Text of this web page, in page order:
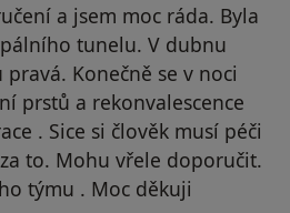
a jsem moc ráda. Byla
tunelu. V dubnu
Konečně se v noci
prstů a rekonvalescence
. Sice si člověk musí péči
to. Mohu vřele doporučit.
týmu . Moc děkuji